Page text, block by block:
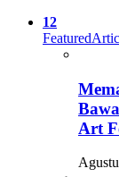
12
Featured
Art